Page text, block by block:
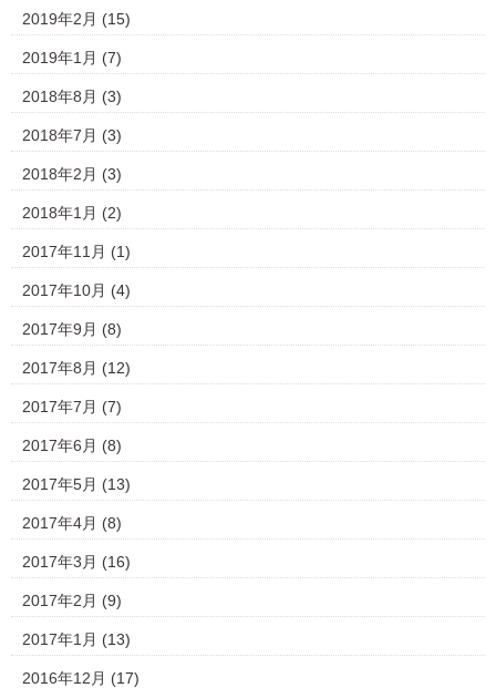
2019年2月 (15)
2019年1月 (7)
2018年8月 (3)
2018年7月 (3)
2018年2月 (3)
2018年1月 (2)
2017年11月 (1)
2017年10月 (4)
2017年9月 (8)
2017年8月 (12)
2017年7月 (7)
2017年6月 (8)
2017年5月 (13)
2017年4月 (8)
2017年3月 (16)
2017年2月 (9)
2017年1月 (13)
2016年12月 (17)